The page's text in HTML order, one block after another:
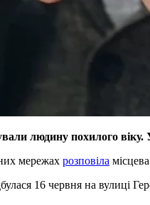
людину похилого віку.
мережах розповіла
16 червня на вулиці